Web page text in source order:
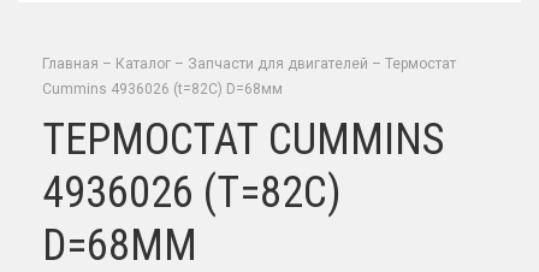
Главная – Каталог – Запчасти для двигателей – Термостат
Cummins 4936026 (t=82C) D=68мм
ТЕРМОСТАТ CUMMINS
4936026 (T=82C)
D=68ММ